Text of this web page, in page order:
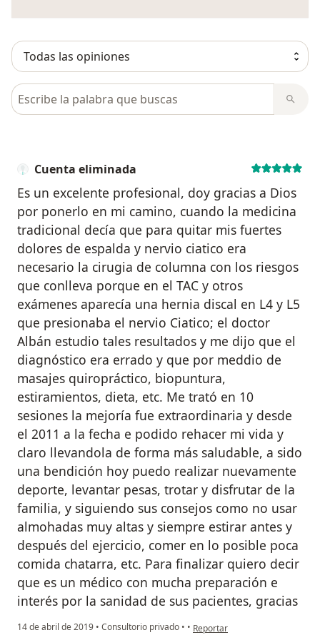
Busca en opiniones
Cuenta eliminada
Es un excelente profesional, doy gracias a Dios
por ponerlo en mi camino, cuando la medicina
tradicional decía que para quitar mis fuertes
dolores de espalda y nervio ciatico era
necesario la cirugia de columna con los riesgos
que conlleva porque en el TAC y otros
exámenes aparecía una hernia discal en L4 y L5
que presionaba el nervio Ciatico; el doctor
Albán estudio tales resultados y me dijo que el
diagnóstico era errado y que por meddio de
masajes quiropráctico, biopuntura,
estiramientos, dieta, etc. Me trató en 10
sesiones la mejoría fue extraordinaria y desde
el 2011 a la fecha e podido rehacer mi vida y
claro llevandola de forma más saludable, a sido
una bendición hoy puedo realizar nuevamente
deporte, levantar pesas, trotar y disfrutar de la
familia, y siguiendo sus consejos como no usar
almohadas muy altas y siempre estirar antes y
después del ejercicio, comer en lo posible poca
comida chatarra, etc. Para finalizar quiero decir
que es un médico con mucha preparación e
interés por la sanidad de sus pacientes, gracias
14 de abril de 2019 • Consultorio privado • • en opinión del usuario Cuenta
Reportar